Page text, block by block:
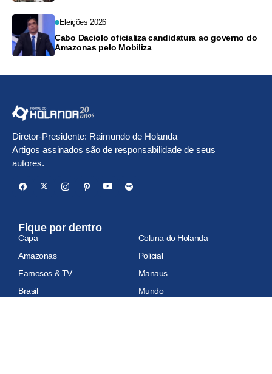
Eleições 2026
Cabo Daciolo oficializa candidatura ao governo do
Amazonas pelo Mobiliza
Diretor-Presidente: Raimundo de Holanda
Artigos assinados são de responsabilidade de seus
autores.
Fique por dentro
Capa
Coluna do Holanda
Amazonas
Policial
Famosos & TV
Manaus
Brasil
Mundo